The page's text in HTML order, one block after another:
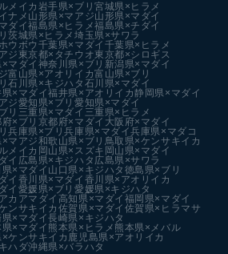
メイカ 岩手県×ブリ宮城県×ヒラメ
ナメ 山形県×マアジ山形県×マダイ
ダイ福島県×ヒラメ福島県×チダイ
茨城県×ヒラメ埼玉県×サワラ
ウボウ 千葉県×マダイ 千葉県×ヒラメ
ジ 東京都×タチウオ東京都×シロギス
マダイ 神奈川県×ブリ 新潟県×マダイ
富山県×アオリイカ富山県×ブリ
石川県×キジハタ 石川県×マダイ
県×マダイ福井県×アオリイカ 静岡県×マダイ
ジ愛知県×ブリ愛知県×マダイ
リ 三重県×マダイ 三重県×ヒラメ
×ブリ 京都府×マダイ 大阪府×マダイ
兵庫県×ブリ兵庫県×マダイ兵庫県×マダコ
マアジ和歌山県×ブリ 鳥取県×ケンサキイカ
メイカ 岡山県×スズキ 岡山県×マダイ
イ 広島県×キジハタ 広島県×サワラ
県×マダイ 山口県×キジハタ 徳島県×ブリ
イ 香川県×マダイ 香川県×アオリイカ
イ 愛媛県×ブリ愛媛県×キジハタ
カアマダイ 高知県×マダイ 福岡県×マダイ
ンサキイカ 佐賀県×マダイ 佐賀県×ヒラマサ
県×マダイ長崎県×キジハタ
県×マダイ 熊本県×ヒラメ 熊本県×メバル
ケンサキイカ 鹿児島県×アオリイカ
ハダ沖縄県×バラハタ